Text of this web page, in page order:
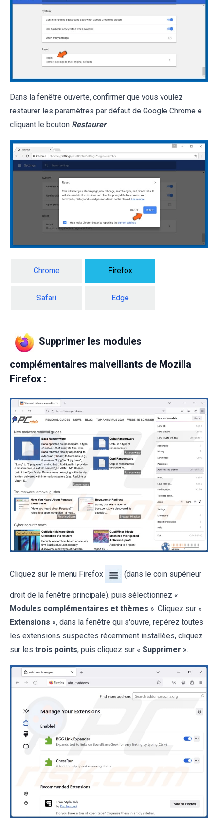
Dans la fenêtre ouverte, confirmer que vous voulez
restaurer les paramètres par défaut de Google Chrome e
cliquant le bouton Restaurer .
Chrome Firefox
Safari Edge
Supprimer les modules
complémentaires malveillants de Mozilla
Firefox :
Cliquez sur le menu Firefox (dans le coin supérieur
droit de la fenêtre principale), puis sélectionnez «
Modules complémentaires et thèmes ». Cliquez sur «
Extensions », dans la fenêtre qui s'ouvre, repérez toutes
les extensions suspectes récemment installées, cliquez
sur les trois points, puis cliquez sur « Supprimer ».